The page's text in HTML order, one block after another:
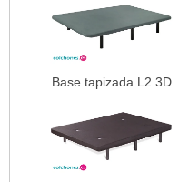
Base tapizada L2 3D